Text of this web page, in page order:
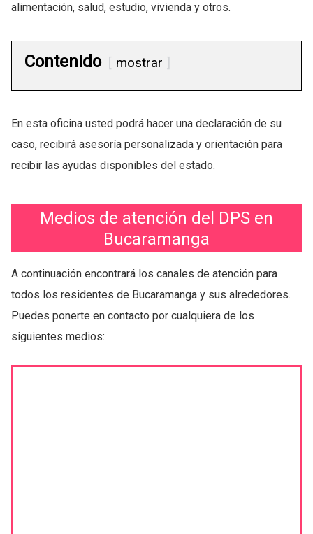
alimentación, salud, estudio, vivienda y otros.
Contenido mostrar
En esta oficina usted podrá hacer una declaración de su
caso, recibirá asesoría personalizada y orientación para
recibir las ayudas disponibles del estado.
Medios de atención del DPS en
Bucaramanga
A continuación encontrará los canales de atención para
todos los residentes de Bucaramanga y sus alrededores.
Puedes ponerte en contacto por cualquiera de los
siguientes medios: